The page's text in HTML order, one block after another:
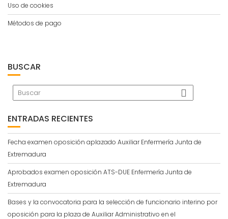
Uso de cookies
Métodos de pago
BUSCAR
ENTRADAS RECIENTES
Fecha examen oposición aplazado Auxiliar Enfermería Junta de
Extremadura
Aprobados examen oposición ATS-DUE Enfermería Junta de
Extremadura
Bases y la convocatoria para la selección de funcionario interino por
oposición para la plaza de Auxiliar Administrativo en el